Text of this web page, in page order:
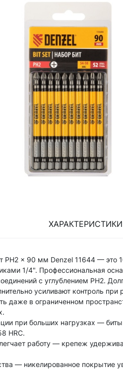
ХАРАКТЕРИСТИКИ
PH2 x 90 мм Denzel 11644 —
1/4". Профессиональная
с углублением PH2.
усиливают контроль
даже в ограниченном
при больших нагрузках —
HRC.
работу — крепеж
— никелированное покрытие